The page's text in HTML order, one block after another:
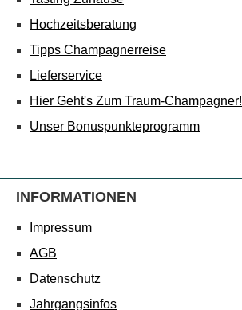
Hochzeitsberatung
Tipps Champagnerreise
Lieferservice
Hier Geht's Zum Traum-Champagner!
Unser Bonuspunkteprogramm
INFORMATIONEN
Impressum
AGB
Datenschutz
Jahrgangsinfos